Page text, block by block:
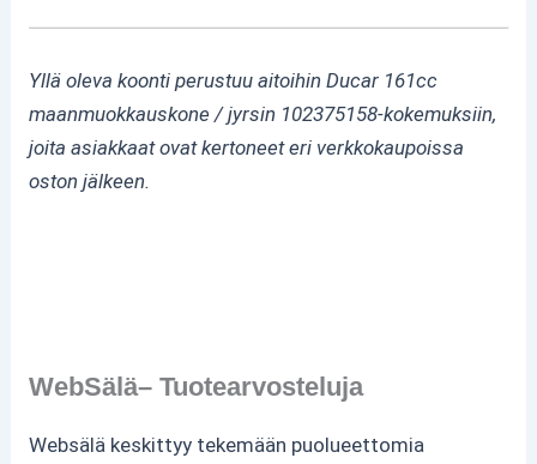
Yllä oleva koonti perustuu aitoihin Ducar 161cc
maanmuokkauskone / jyrsin 102375158-kokemuksiin,
joita asiakkaat ovat kertoneet eri verkkokaupoissa
oston jälkeen.
WebSälä– Tuotearvosteluja
Websälä keskittyy tekemään puolueettomia